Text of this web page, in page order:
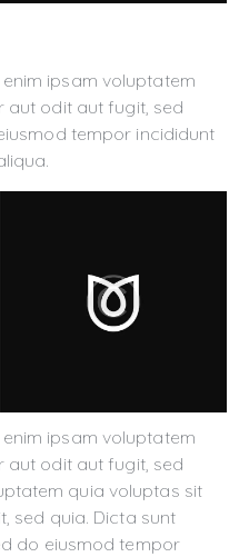
ipsam voluptatem
aut odit aut fugit, sed
tempor incididunt
ipsam voluptatem
aut odit aut fugit, sed
quia voluptas sit
sed quia. Dicta sunt
do eiusmod tempor